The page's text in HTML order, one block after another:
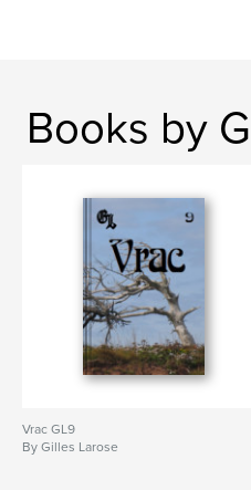
Books by
Vrac GL9
By Gilles Larose